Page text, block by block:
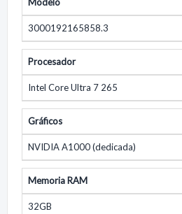
3000192165858.3
Procesador
Intel Core Ultra 7 265
Gráficos
NVIDIA A1000 (dedicada)
Memoria RAM
32GB